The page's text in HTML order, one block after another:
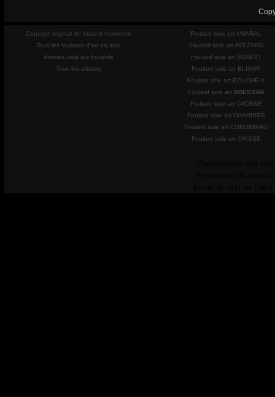
Concept original du foulard numéroté
Tous les foulards d'art en soie
Artistes déjà sur foulards
Tous les artistes
Foulard soie art AMARAL
Foulard soie art AVEZARD
Foulard soie art BENETT
Foulard soie art BLIGNY
Foulard soie art BOUCHEIX
Foulard soie art BRESSAN
Foulard soie art CADENE
Foulard soie art CHARRIER
Foulard soie art COROMINAS
Foulard soie art CRISSE